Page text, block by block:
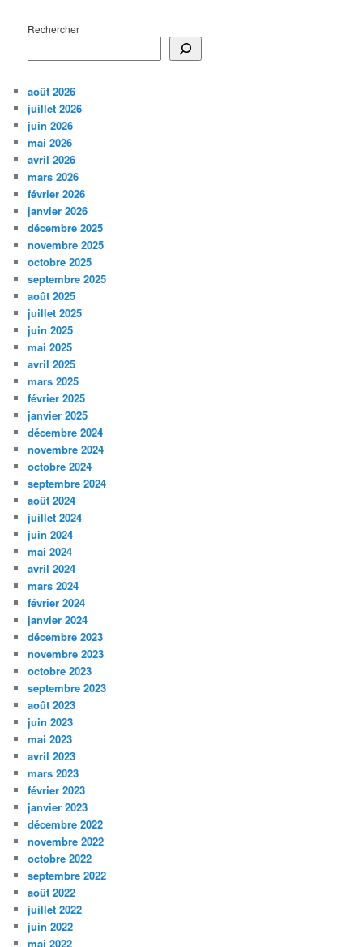
Rechercher
août 2026
juillet 2026
juin 2026
mai 2026
avril 2026
mars 2026
février 2026
janvier 2026
décembre 2025
novembre 2025
octobre 2025
septembre 2025
août 2025
juillet 2025
juin 2025
mai 2025
avril 2025
mars 2025
février 2025
janvier 2025
décembre 2024
novembre 2024
octobre 2024
septembre 2024
août 2024
juillet 2024
juin 2024
mai 2024
avril 2024
mars 2024
février 2024
janvier 2024
décembre 2023
novembre 2023
octobre 2023
septembre 2023
août 2023
juin 2023
mai 2023
avril 2023
mars 2023
février 2023
janvier 2023
décembre 2022
novembre 2022
octobre 2022
septembre 2022
août 2022
juillet 2022
juin 2022
mai 2022